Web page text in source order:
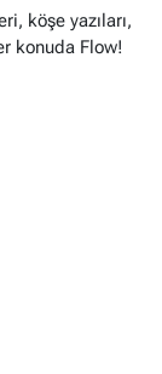
köşe yazıları,
konuda Flow!